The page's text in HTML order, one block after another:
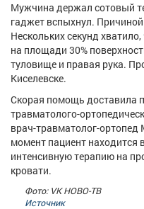
Работа
Афиша
Товары
Мужчина держал сотовый
гаджет вспыхнул.
Нескольких секунд
на площади 30%
туловище и правая рука.
Киселевске.
Скорая помощь доставила
травматолого-
врач-травматолог-
момент пациент находится
интенсивную терапию на
кровати.
Фото: VK НОВО-ТВ
Источник